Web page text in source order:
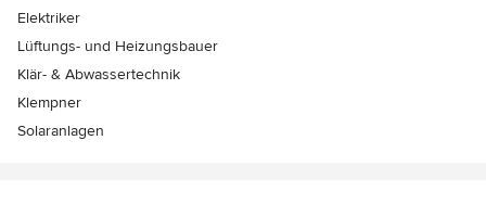
Elektriker
Lüftungs- und Heizungsbauer
Klär- & Abwassertechnik
Klempner
Solaranlagen